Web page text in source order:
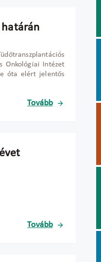
határán
őtranszplantációs
Onkológiai Intézet
óta elért jelentős
Tovább
Tovább